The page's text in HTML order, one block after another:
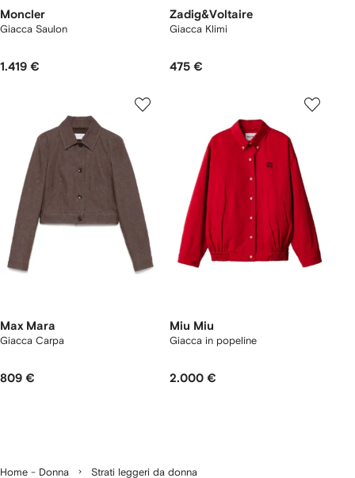
Moncler
Giacca Saulon
1.419 €
Zadig&Voltaire
Giacca Klimi
475 €
Max Mara
Giacca Carpa
809 €
Miu Miu
Giacca in popeline
2.000 €
Home - Donna Strati leggeri da donna